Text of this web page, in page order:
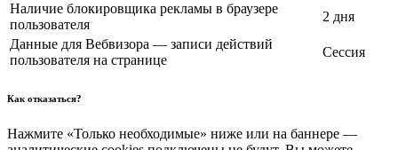
Наличие блокировщика рекламы в браузере
пользователя
2 дня
Данные для Вебвизора — записи действий
пользователя на странице
Сессия
Как отказаться?
Нажмите «Только необходимые» ниже или на баннере —